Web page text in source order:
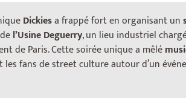
Dickiesa frappé fort en organisant un
l’Usine Deguerry, un lieu industriel
de Paris. Cette soirée unique a mêlé
les fans de street culture autour d’un